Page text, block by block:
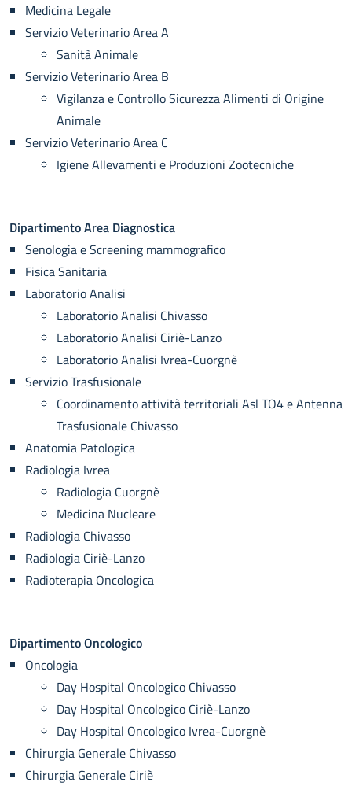
Medicina Legale
Servizio Veterinario Area A
Sanità Animale
Servizio Veterinario Area B
Vigilanza e Controllo Sicurezza Alimenti di Origine
Animale
Servizio Veterinario Area C
Igiene Allevamenti e Produzioni Zootecniche
Dipartimento Area Diagnostica
Senologia e Screening mammografico
Fisica Sanitaria
Laboratorio Analisi
Laboratorio Analisi Chivasso
Laboratorio Analisi Ciriè-Lanzo
Laboratorio Analisi Ivrea-Cuorgnè
Servizio Trasfusionale
Coordinamento attività territoriali Asl TO4 e Antenna
Trasfusionale Chivasso
Anatomia Patologica
Radiologia Ivrea
Radiologia Cuorgnè
Medicina Nucleare
Radiologia Chivasso
Radiologia Ciriè-Lanzo
Radioterapia Oncologica
Dipartimento Oncologico
Oncologia
Day Hospital Oncologico Chivasso
Day Hospital Oncologico Ciriè-Lanzo
Day Hospital Oncologico Ivrea-Cuorgnè
Chirurgia Generale Chivasso
Chirurgia Generale Ciriè